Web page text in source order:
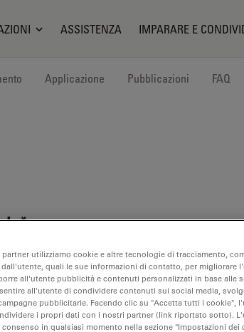
ASSISTENZA IMPARARE E
Applicazione Pubblicazioni FAQ
utilizziamo cookie e altre tecnologie di tracciamento,
quali le sue informazioni di contatto, per migliorare
all'utente pubblicità e contenuti personalizzati in base alle
all'utente di condividere contenuti sui social media,
pubblicitarie. Facendo clic su "Accetta tutti i cookie",
i propri dati con i nostri partner (link riportato sotto).
consenso in qualsiasi momento nella sezione "Impostazioni